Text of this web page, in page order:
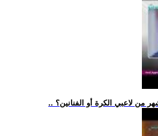
من لاعبي الكرة أو الفنانين؟